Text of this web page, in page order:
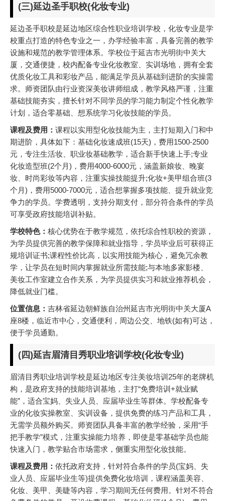
(三)延边圣手职校(化妆专业)
延边圣手职校是延边地区综合性职业培训学校，化妆专业是学
校重点打造的特色专业之一，办学经验丰富，具备完善的教学
设施和规范的教学管理体系。学校位于延吉市光明街中关大
厦，交通便捷，校内配备专业化妆教室、实训场地，拥有全套
优质化妆工具和彩妆产品，能满足学员从基础到进阶的实操需
求。师资团队由行业资深美妆讲师组成，教学风格严谨，注重
基础技能夯实，擅长针对不同学员的学习能力制定个性化教学
计划，适合零基础、想系统学习化妆技能的学员。
课程及费用： 课程以实用型化妆技能为主，主打短期入门和中
期进阶，具体如下：基础化妆速成班(15天)，费用1500-2500
元，专注生活妆、职业妆基础教学，适合新手快速上手;专业
化妆造型班(2个月)，费用4000-6000元，涵盖新娘妆、晚宴
妆、时尚彩妆等内容，注重实操技能提升;化妆+美甲组合班(3
个月)，费用5000-7000元，适合想掌握多项技能、提升就业竞
争力的学员。学费透明，支持分期支付，部分符合条件的学员
可享受政府技能培训补贴。
学校特色： 核心优势在于教学规范，依托综合性职校的资源，
为学员提供完善的教学保障和就业指导，学员毕业后可获得正
规培训证书;课程性价比高，以实用技能为核心，避免冗余教
学，让学员在短时间内掌握就业所需技能;与本地多家影楼、
美妆工作室建立合作关系，为学员提供实习和就业推荐机会，
降低就业门槛。
位置信息： 吉林省延边朝鲜族自治州延吉市光明街中关大厦A
座8楼，临近市中心，交通便利，周边公交、地铁(如有)可达，
便于学员通勤。
(四)延吉眉清目秀职业培训学校(化妆专业)
眉清目秀职业培训学校是延边地区专注美妆培训25年的老牌机
构，是政府支持的技能培训基地，主打“免费培训+就业赋
能”，适合宝妈、失业人员、应届毕业生等群体。学校配备专
业的化妆实操教室、实训设备，提供免费的练习产品和工具，
无需学员额外购买。师资团队具备丰富的教学经验，采用“手
把手教学”模式，注重实操能力培养，即使是零基础学员也能
快速入门，教学贴合市场需求，侧重实用型化妆技能。
课程及费用： 依托政府支持，针对符合条件的学员(宝妈、失
业人员、应届毕业生等)提供免费化妆培训，课程涵盖美容、
化妆、美甲、美睫等内容，学习期间无任何费用。针对不符合